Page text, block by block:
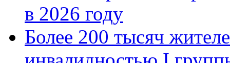
в 2026 году
Более 200 тысяч